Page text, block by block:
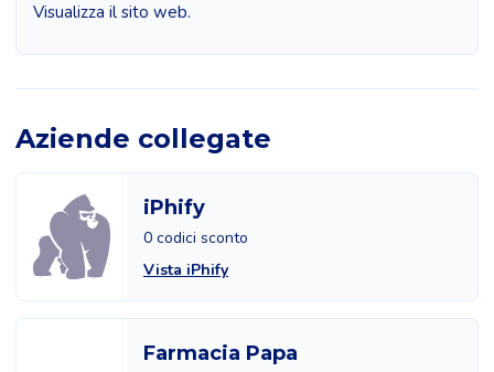
Visualizza il sito web.
Aziende collegate
iPhify
0 codici sconto
Vista iPhify
Farmacia Papa